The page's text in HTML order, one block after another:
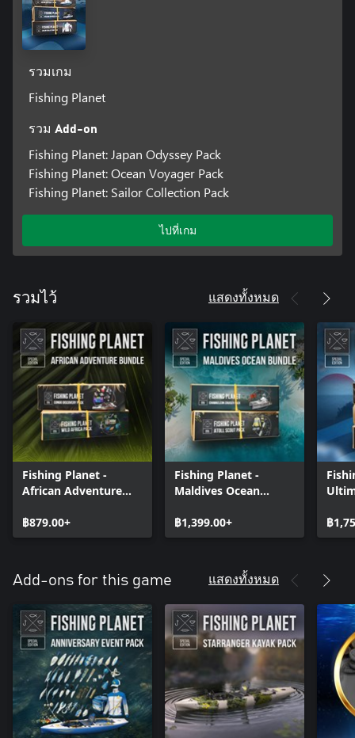
รวมเกม
Fishing Planet
รวม Add-on
Fishing Planet: Japan Odyssey Pack
Fishing Planet: Ocean Voyager Pack
Fishing Planet: Sailor Collection Pack
ไปที่เกม
รวมไว้ แสดงทั้งหมด
Fishing Planet -
African Adventure
฿879.00+
Fishing Planet -
Maldives Ocean
฿1,399.00+
฿
Add-ons for this game แสดงทั้งหมด